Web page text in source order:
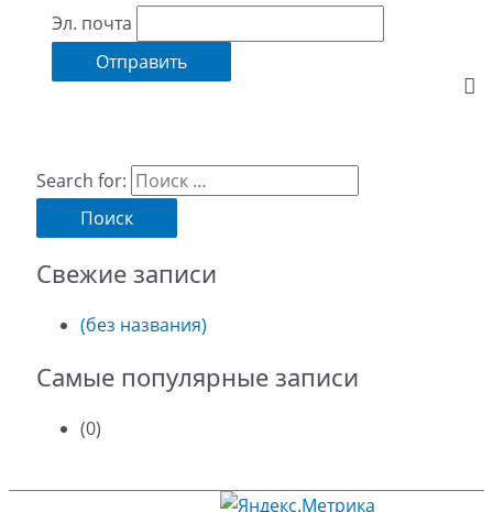
Эл. почта
Search for:
Свежие записи
(без названия)
Самые популярные записи
(0)